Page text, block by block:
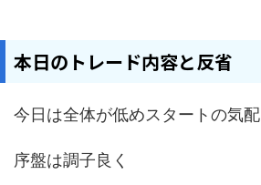
本日のトレード内容と反省
今日は全体が低めスタートの気配
序盤は調子良く